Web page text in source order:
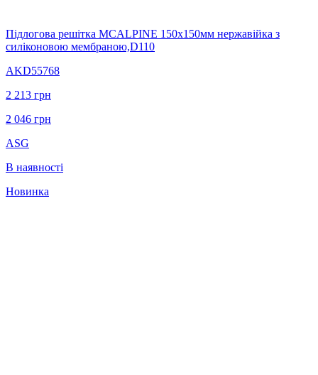
Підлогова решітка MCALPINE 150х150мм нержавійка з
силіконовою мембраною,D110
AKD55768
2 213 грн
2 046 грн
ASG
В наявності
Новинка